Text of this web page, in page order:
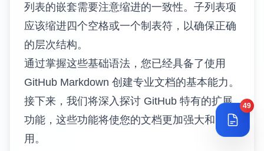
列表的嵌套需要注意缩进的一致性。子列表项
应该缩进四个空格或一个制表符，以确保正确
的层次结构。
通过掌握这些基础语法，您已经具备了使用
GitHub Markdown 创建专业文档的基本能力。
接下来，我们将深入探讨 GitHub 特有的扩展
功能，这些功能将使您的文档更加强大和实
用。
49